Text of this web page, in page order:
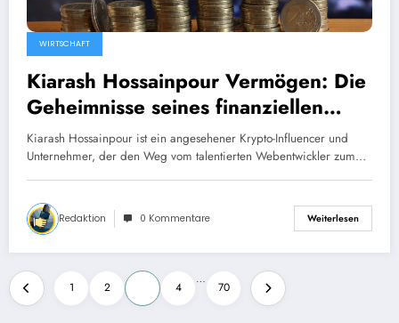
WIRTSCHAFT
Kiarash Hossainpour Vermögen: Die
Geheimnisse seines finanziellen
Erfolgs enthüllt
Kiarash Hossainpour ist ein angesehener Krypto-Influencer und
Unternehmer, der den Weg vom talentierten Webentwickler zum…
Redaktion 0 Kommentare Weiterlesen
Seitennummerierung
der
1 2 4
…
70